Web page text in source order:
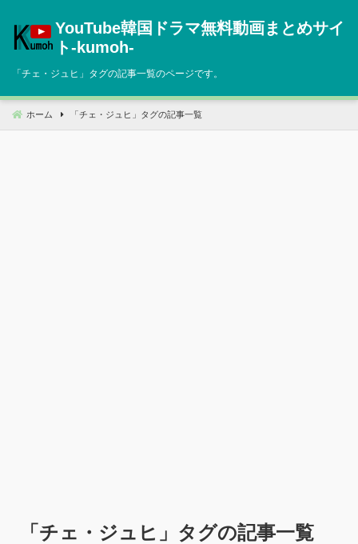
へ
動
YouTube韓国ドラマ無料動画まとめサイ
ト‐kumoh‐
「チェ・ジュヒ 」タグの記事一覧のページです。
ホーム 「 チェ・ジュヒ 」タグの記事一覧
「チェ・ジュヒ 」タグの記事一覧